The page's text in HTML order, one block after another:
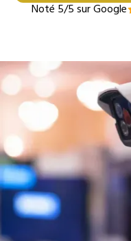
Noté 5/5 sur Google